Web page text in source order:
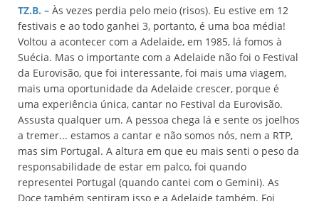
TZ.B. – Às vezes perdia pelo meio (risos). Eu estive em 12
festivais e ao todo ganhei 3, portanto, é uma boa média!
Voltou a acontecer com a Adelaide, em 1985, lá fomos à
Suécia. Mas o importante com a Adelaide não foi o Festival
da Eurovisão, que foi interessante, foi mais uma viagem,
mais uma oportunidade da Adelaide crescer, porque é
uma experiência única, cantar no Festival da Eurovisão.
Assusta qualquer um. A pessoa chega lá e sente os joelhos
a tremer... estamos a cantar e não somos nós, nem a RTP,
mas sim Portugal. A altura em que eu mais senti o peso da
responsabilidade de estar em palco, foi quando
representei Portugal (quando cantei com o Gemini). As
Doce também sentiram isso e a Adelaide também. Foi